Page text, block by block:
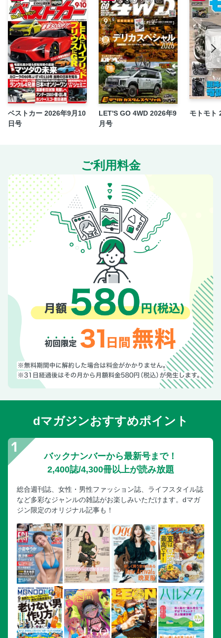
ベストカー 2026年9月10
日号
LET'S GO 4WD 2026年9
月号
モトモト
ご利用料金
dマガジンおすすめポイント
バックナンバーから最新号まで！
2,400誌/4,300冊以上が読み放題
総合週刊誌、女性・男性ファッション誌、ライフスタイル誌
など多彩なジャンルの雑誌がお楽しみいただけます。dマガ
ジン限定のオリジナル記事も！